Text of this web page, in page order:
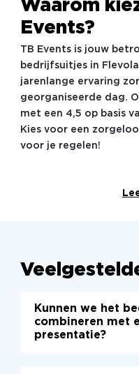
Waarom
Events?
TB Events is jouw
bedrijfsuitjes in
jarenlange ervaring
georganiseerde dag.
met een 4,5 op basis
Kies voor een
voor je regelen!
Kunnen we het
combineren met
presentatie?